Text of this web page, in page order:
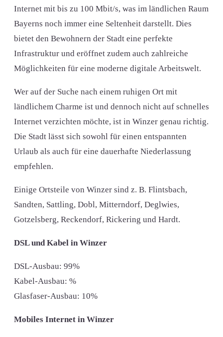
Internet mit bis zu 100 Mbit/s, was im ländlichen Raum
Bayerns noch immer eine Seltenheit darstellt. Dies
bietet den Bewohnern der Stadt eine perfekte
Infrastruktur und eröffnet zudem auch zahlreiche
Möglichkeiten für eine moderne digitale Arbeitswelt.
Wer auf der Suche nach einem ruhigen Ort mit
ländlichem Charme ist und dennoch nicht auf schnelles
Internet verzichten möchte, ist in Winzer genau richtig.
Die Stadt lässt sich sowohl für einen entspannten
Urlaub als auch für eine dauerhafte Niederlassung
empfehlen.
Einige Ortsteile von Winzer sind z. B. Flintsbach,
Sandten, Sattling, Dobl, Mitterndorf, Deglwies,
Gotzelsberg, Reckendorf, Rickering und Hardt.
DSL und Kabel in Winzer
DSL-Ausbau: 99%
Kabel-Ausbau: %
Glasfaser-Ausbau: 10%
Mobiles Internet in Winzer